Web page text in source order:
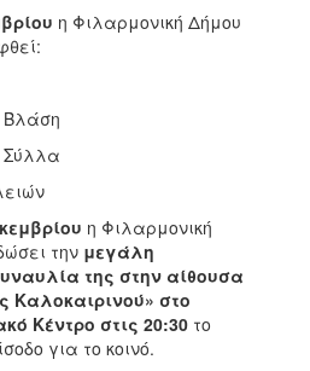
η Φιλαρμονική Δήμου
Βλάση
Σύλλα
η Φιλαρμονική
την μεγάλη
της στην αίθουσα
Καλοκαιρινού» στο
Κέντρο στις 20:30 το
για το κοινό.